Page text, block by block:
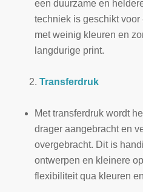
een duurzame en
techniek is geschikt
met weinig kleuren en
langdurige print.
Transferdruk
Met transferdruk wordt
drager aangebracht en
overgebracht. Dit is
ontwerpen en kleinere
flexibiliteit qua kleuren